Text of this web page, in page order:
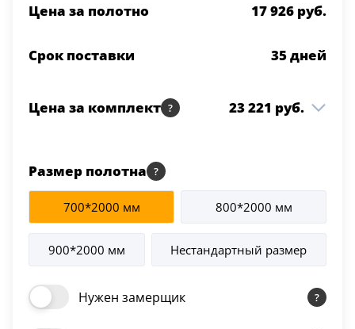
Цена за полотно 17 926 руб.
Срок поставки 35дней
Цена за комплект 23 221 руб.
Cloud 800*2000 Grey
Коробка Witon т/скопич.
Grey
2.5 шт 3 260 руб.
Наличник Witon т/
скопич. Grey
2.5 шт 2 035 руб.
Размер полотна
700*2000 мм 800*2000 мм
900*2000 мм Нестандартный размер
Нужен замерщик